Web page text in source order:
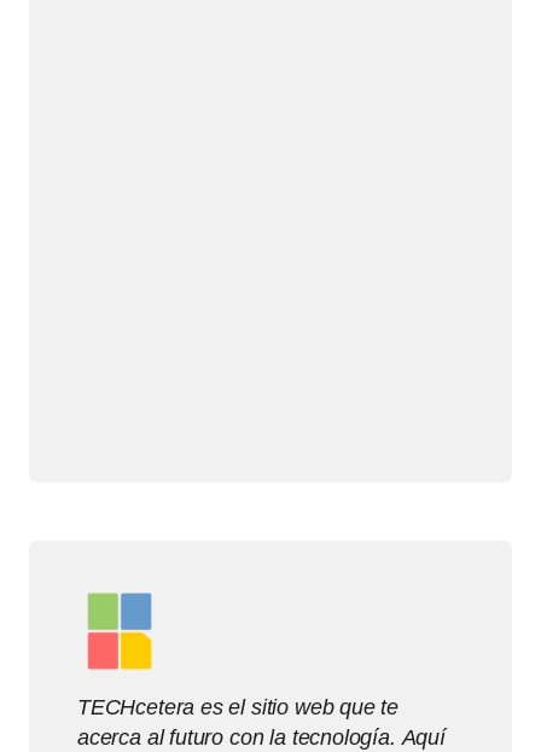
TECHcetera es el sitio web que te
acerca al futuro con la tecnología. Aquí